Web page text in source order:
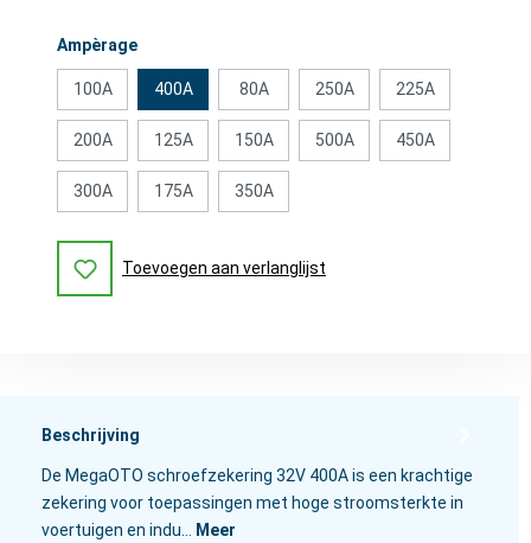
Selecteer
Ampèrage
100A 400A 80A 250A 225A
200A 125A 150A 500A 450A
300A 175A 350A
Toevoegen aan verlanglijst
Beschrijving
De MegaOTO schroefzekering 32V 400A is een krachtige
zekering voor toepassingen met hoge stroomsterkte in
voertuigen en indu…
Meer